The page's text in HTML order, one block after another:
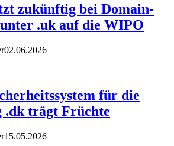
zukünftig bei Domain-
.uk auf die WIPO
02.06.2026
für die
.dk trägt Früchte
15.05.2026